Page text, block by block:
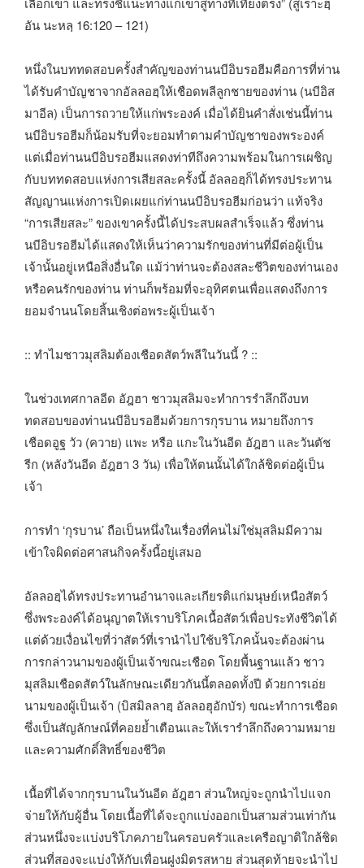
อัน นะหลฺ 16:120 – 121)
หนึ่งในบททดสอบครั้งสำคัญของท่านนบีอิบรอฮีมคือการที่ท่าน
ได้รับคำบัญชาจากอัลลอฮฺให้เชือดพลีลูกชายของท่าน (นบีอิส
มาอีล) เป็นการถวายให้แก่พระองค์ เมื่อได้ยินคำสั่งเช่นนี้ท่าน
นบีอิบรอฮีมก็น้อมรับที่จะยอมทำตามคำบัญชาของพระองค์
แต่เมื่อท่านนบีอิบรอฮีมแสดงท่าทีถึงความพร้อมในการเผชิญ
กับบททดสอบแห่งการเสียสละครั้งนี้ อัลลอฮฺก็ได้ทรงประทาน
สัญญานแห่งการเปิดเผยแก่ท่านนบีอิบรอฮีมก่อนว่า แท้จริง
“การเสียสละ” ของเขาครั้งนี้ได้ประสบผลสำเร็จแล้ว ซึ่งท่าน
นบีอิบรอฮีมได้แสดงให้เห็นว่าความรักของท่านที่มีต่อผู้เป็น
เจ้านั้นอยู่เหนือสิ่งอื่นใด แม้ว่าท่านจะต้องสละชีวิตของท่านเอง
หรือคนรักของท่าน ท่านก็พร้อมที่จะอุทิศตนเพื่อแสดงถึงการ
ยอมจำนนโดยสิ้นเชิงต่อพระผู้เป็นเจ้า
:: ทำไมชาวมุสลิมต้องเชือดสัตว์พลีในวันนี้ ? ::
ในช่วงเทศกาลอีด อัฎฮา ชาวมุสลิมจะทำการรำลึกถึงบท
ทดสอบของท่านนบีอิบรอฮีมด้วยการกุรบาน หมายถึงการ
เชือดอูฐ วัว (ควาย) แพะ หรือ แกะในวันอีด อัฎฮา และวันตัช
รีก (หลังวันอีด อัฎฮา 3 วัน) เพื่อให้ตนนั้นได้ใกล้ชิดต่อผู้เป็น
เจ้า
การทำ ‘กุรบาน’ ถือเป็นหนึ่งในเรื่องที่คนไม่ใช่มุสลิมมีความ
เข้าใจผิดต่อศาสนกิจครั้งนี้อยู่เสมอ
อัลลอฮฺได้ทรงประทานอำนาจและเกียรติแก่มนุษย์เหนือสัตว์
ซึ่งพระองค์ได้อนุญาตให้เราบริโภคเนื้อสัตว์เพื่อประทังชีวิตได้
แต่ด้วยเงื่อนไขที่ว่าสัตว์ที่เรานำไปใช้บริโภคนั้นจะต้องผ่าน
การกล่าวนามของผู้เป็นเจ้าขณะเชือด โดยพื้นฐานแล้ว ชาว
มุสลิมเชือดสัตว์ในลักษณะเดียวกันนี้ตลอดทั้งปี ด้วยการเอ่ย
นามของผู้เป็นเจ้า (บิสมิลลาฮฺ อัลลอฮุอักบัร) ขณะทำการเชือด
ซึ่งเป็นสัญลักษณ์ที่คอยย้ำเตือนและให้เรารำลึกถึงความหมาย
และความศักดิ์สิทธิ์ของชีวิต
เนื้อที่ได้จากกุรบานในวันอีด อัฎฮา ส่วนใหญ่จะถูกนำไปแจก
จ่ายให้กับผู้อื่น โดยเนื้อที่ได้จะถูกแบ่งออกเป็นสามส่วนเท่ากัน
ส่วนหนึ่งจะแบ่งบริโภคภายในครอบครัวและเครือญาติใกล้ชิด
ส่วนที่สองจะแบ่งให้กับเพื่อนฝูงมิตรสหาย ส่วนสุดท้ายจะนำไป